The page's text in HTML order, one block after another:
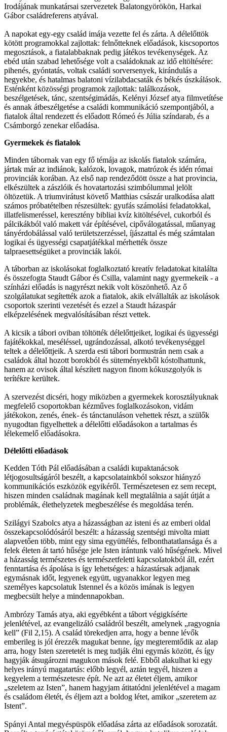
Irodájának munkatársai szervezetek Balatongyörökön, Harkai
Gábor családreferens atyával.
A napokat egy-egy család imája vezette fel és zárta. A délelőttök
kötött programokkal zajlottak: felnőtteknek előadások, kiscsoportos
megosztások, a fiatalabbaknak pedig játékos tevékenységek. Az
ebéd után szabad lehetősége volt a családoknak az idő eltöltésére:
pihenés, gyóntatás, voltak családi sorversenyek, kirándulás a
hegyekbe, és hatalmas balatoni vízilabdacsaták és békés úszkálások.
Esténként közösségi programok zajlottak: találkozások,
beszélgetések, tánc, szentségimádás, Kelényi József atya filmvetítése
és annak átbeszélgetése a családi kommunikáció szempontjából, a
fiatalok által rendezett és előadott Rómeó és Júlia színdarab, és a
Csámborgó zenekar előadása.
Gyermekek és fiatalok
Minden tábornak van egy fő témája az iskolás fiatalok számára,
jártak már az indiánok, kalózok, lovagok, matrózok és idén római
provinciák korában. Az első nap rendeződött össze a hat provincia,
elkészültek a zászlóik és hovatartozási szimbólummal jelölt
öltözetük. A triumvirátust követő Matthias császár uralkodása alatt
számos próbatételben részesültek: gyufás számolási feladatokkal,
illatfelismeréssel, keresztény bibliai kvíz kitöltésével, cukorból és
pálcikákból való makett vár építésével, cipőválogatással, műanyag
tányérdobálással való területszerzéssel, íjászattal és még számtalan
logikai és ügyességi csapatjátékkal mérhették össze
talpraesettségüket a provinciák lakói.
A táborban az iskolásokat foglalkoztató kreatív feladatokat kitalálta
és összefogta Staudt Gábor és Csilla, valamint nagy gyermekeik - a
színházi előadás is nagyrészt nekik volt köszönhető. Az ő
szolgálatukat segítették azok a fiatalok, akik elvállalták az iskolások
csoportok szerinti vezetését és ezzel a Staudt házaspár
elképzelésének megvalósításában részt vettek.
A kicsik a tábori oviban töltötték délelőttjeiket, logikai és ügyességi
fajátékokkal, meséléssel, ugrándozással, alkotó tevékenységgel
teltek a délelőttjeik. A szerda esti tábori bormustrán nem csak a
családok által hozott borokból és süteményekből kóstolhattunk,
hanem az ovisok által készített nagyon finom kókuszgolyók is
terítékre kerültek.
A szervezést dicséri, hogy miközben a gyermekek korosztályuknak
megfelelő csoportokban kézműves foglalkozásokon, vidám
játékokon, zenés, ének- és tánctanuláson vehettek részt, a szülők
nyugodtan figyelhettek a délelőtti előadásokon a tartalmas és
lélekemelő előadásokra.
Délelőtti előadások
Kedden Tóth Pál előadásában a családi kupaktanácsok
létjogosultságáról beszélt, a kapcsolatainkból sokszor hiányzó
kommunikációs eszközök egyikéről. Természetesen ez sem recept,
hiszen minden családnak magának kell megtalálnia a saját útját a
problémák, élethelyzetek megbeszélése és megoldása terén.
Szilágyi Szabolcs atya a házasságban az isteni és az emberi oldal
összekapcsolódósáról beszélt: a házasság szentségi mivolta miatt
alapvetően több, mint egy sima együttélés, felbonthatatlansága és a
felek életen át tartó hűsége jele Isten irántunk való hűségének. Mivel
a házasság természetes és természetfeletti kapcsolatokból áll, ezért
fenntartása és ápolása is így lehetséges: a házastársak adjanak
egymásnak időt, legyenek együtt, ugyanakkor legyen meg
személyes kapcsolatuk Istennel és a közös imának is legyen
megbecsült helye a mindennapokban.
Ambrózy Tamás atya, aki egyébként a tábort végigkísérte
jelenlétével, az evangelizáló családról beszélt, amelynek „ragyognia
kell” (Fil 2,15). A család törekedjen arra, hogy a benne lévők
emberileg is jól érezzék magukat benne, így megteremtődik az alap
arra, hogy Isten szeretetét is meg tudják élni egymás között, és így
hagyják átsugározni magukon mások felé. Ebből alakulhat ki egy
helyes irányú magatartás: előbb legyél, aztán tegyél, hiszen a
kegyelem a természetesre épít. Ne azt az életet éljem, amikor
„szeletem az Isten”, hanem hagyjam átitatódni jelenlétével a magam
és családom életét, és éljem azt a boldog létet, amikor „szeretem az
Istent”.
Spányi Antal megyéspüspök előadása zárta az előadások sorozatát.